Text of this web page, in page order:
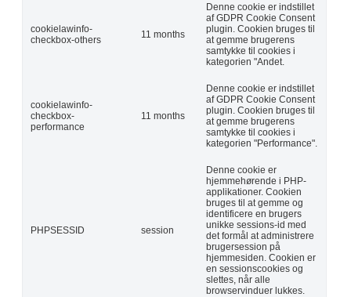
cookielawinfo-
checkbox-others
11 months
Denne cookie er indstillet
af GDPR Cookie Consent
plugin. Cookien bruges til
at gemme brugerens
samtykke til cookies i
kategorien "Andet.
cookielawinfo-
checkbox-
performance
11 months
Denne cookie er indstillet
af GDPR Cookie Consent
plugin. Cookien bruges til
at gemme brugerens
samtykke til cookies i
kategorien "Performance".
PHPSESSID session
Denne cookie er
hjemmehørende i PHP-
applikationer. Cookien
bruges til at gemme og
identificere en brugers
unikke sessions-id med
det formål at administrere
brugersession på
hjemmesiden. Cookien er
en sessionscookies og
slettes, når alle
browservinduer lukkes.